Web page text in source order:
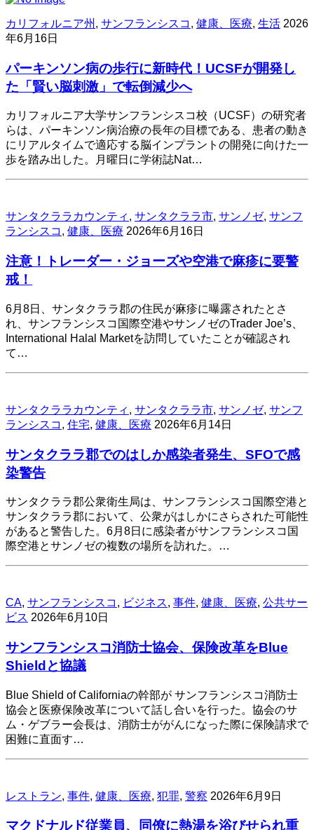
カリフォルニア州 , サンフランシスコ , 健康、医療, 生活 2026
年6月16日
パーキンソン病の歩行に新時代！UCSFが開発し
た「賢い脳刺激」で転倒減少へ
カリフォルニア大学サンフランシスコ校（UCSF）の研究者
らは、パーキンソン病治療の長年の目標である、患者の動き
にリアルタイムで適応する脳インプラントの開発に向けた一
歩を踏み出した。月曜日に学術誌Nat…
サンタクララカウンティ , サンタクララ市, サンノゼ, サンフ
ランシスコ , 健康、医療 2026年6月16日
注意！トレーダー・ジョーズや空港で麻疹に要警
戒！
6月8日、サンタクララ郡の住民が麻疹に曝露されたとさ
れ、サンフランシスコ国際空港やサンノゼのTrader Joe’s、
International Halal Marketを訪問していたことが確認され
て…
サンタクララカウンティ , サンタクララ市, サンノゼ, サンフ
ランシスコ , 住宅, 健康、医療 2026年6月14日
サンタクララ郡でのはしか感染者発生、SFOで感
染警告
サンタクララ郡公衆衛生局は、サンフランシスコ国際空港と
サンタクララ郡において、公衆がはしかにさらされた可能性
があると警告した。6月8日に感染者がサンフランシスコ国
際空港とサンノゼの複数の場所を訪れた。…
CA, サンフランシスコ , ビジネス, 事件, 健康、医療, 公共サー
ビス 2026年6月10日
サンフランシスコ消防士協会、保険改革をBlue
Shieldと協議
Blue Shield of Californiaの幹部が サンフランシスコ消防士
協会と医療保険改革について話し合いを行った。協会のサ
ム・ゲブラー会長は、消防士ががんになった際に保険請求で
困難に直面す…
レストラン, 事件, 健康、医療, 犯罪, 警察 2026年6月9日
マクドナルド従業員、同僚に熱湯を浴びせられ重